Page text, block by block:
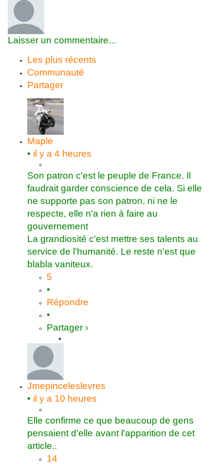
Laisser un commentaire...
Les plus récents
Communauté
Partager
Maple
• il y a 4 heures
Son patron c'est le peuple de France. Il
faudrait garder conscience de cela. Si elle
ne supporte pas son patron, ni ne le
respecte, elle n'a rien à faire au
gouvernement
La grandiosité c'est mettre ses talents au
service de l'humanité. Le reste n'est que
blabla vaniteux.
5
•
Répondre
•
Partager ›
Jmepinceleslevres
• il y a 10 heures
Elle confirme ce que beaucoup de gens
pensaient d'elle avant l'apparition de cet
article..
14